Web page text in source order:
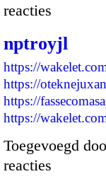
reacties
nptroyjl
https://
https://
https://
https://
Toegevoegd
reacties